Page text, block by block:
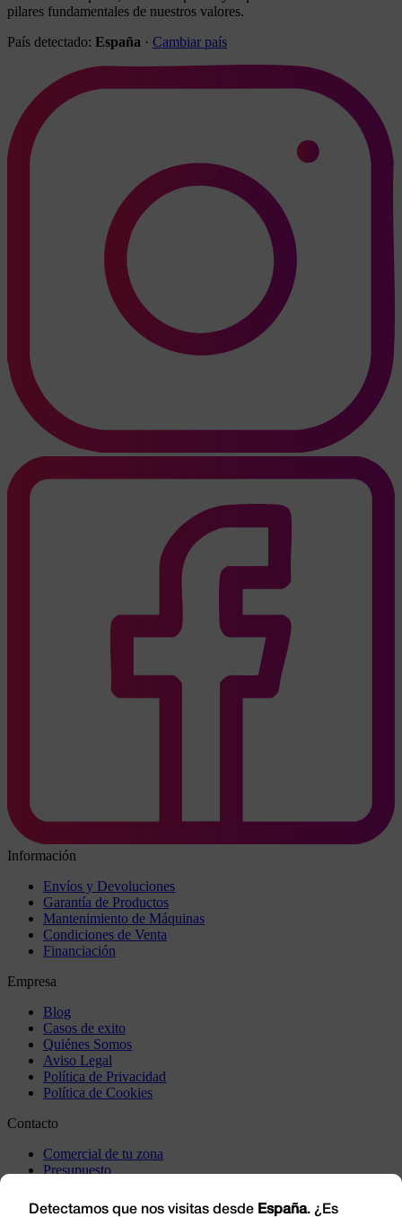
pilares fundamentales de nuestros valores.
País detectado: España · Cambiar país
Información
Envíos y Devoluciones
Garantía de Productos
Mantenimiento de Máquinas
Condiciones de Venta
Financiación
Empresa
Blog
Casos de exito
Quiénes Somos
Aviso Legal
Política de Privacidad
Política de Cookies
Contacto
Comercial de tu zona
Presupuesto
Visítanos
Detectamos que nos visitas desde España. ¿Es